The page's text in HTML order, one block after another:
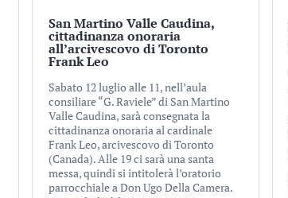
San Martino Valle Caudina,
cittadinanza onoraria
all’arcivescovo di Toronto
Frank Leo
Sabato 12 luglio alle 11, nell’aula
consiliare “G. Raviele” di San Martino
Valle Caudina, sarà consegnata la
cittadinanza onoraria al cardinale
Frank Leo, arcivescovo di Toronto
(Canada). Alle 19 ci sarà una santa
messa, quindi si intitolerà l’oratorio
parrocchiale a Don Ugo Della Camera.